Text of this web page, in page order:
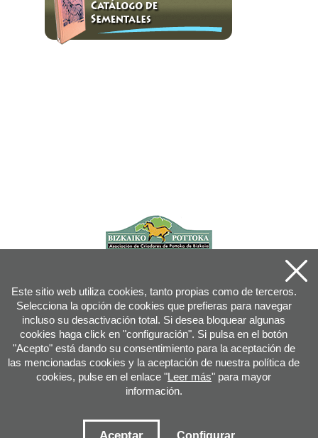
info@pottoka.info
Condiciones de uso -Política de privacidad-Política de cookies
Este sitio web utiliza cookies, tanto propias como de terceros.
Selecciona la opción de cookies que prefieras para navegar
incluso su desactivación total. Si desea bloquear algunas
cookies haga click en "configuración". Si pulsa en el botón
"Acepto" está dando su consentimiento para la aceptación de
las mencionadas cookies y la aceptación de nuestra política de
cookies, pulse en el enlace "Leer más" para mayor
información.
Configurar